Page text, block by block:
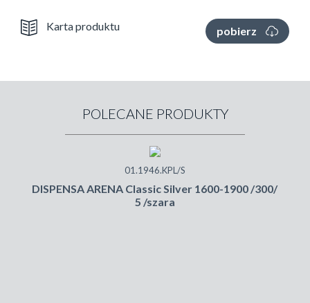
Karta produktu pobierz
POLECANE PRODUKTY
01.1946.KPL/S
DISPENSA ARENA Classic Silver 1600-1900 /300/
5 /szara